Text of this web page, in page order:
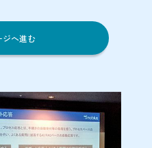
ジへ進む